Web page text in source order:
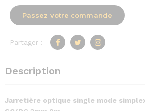
Passez votre commande
Partager :
Description
Jarretière optique single mode simplex